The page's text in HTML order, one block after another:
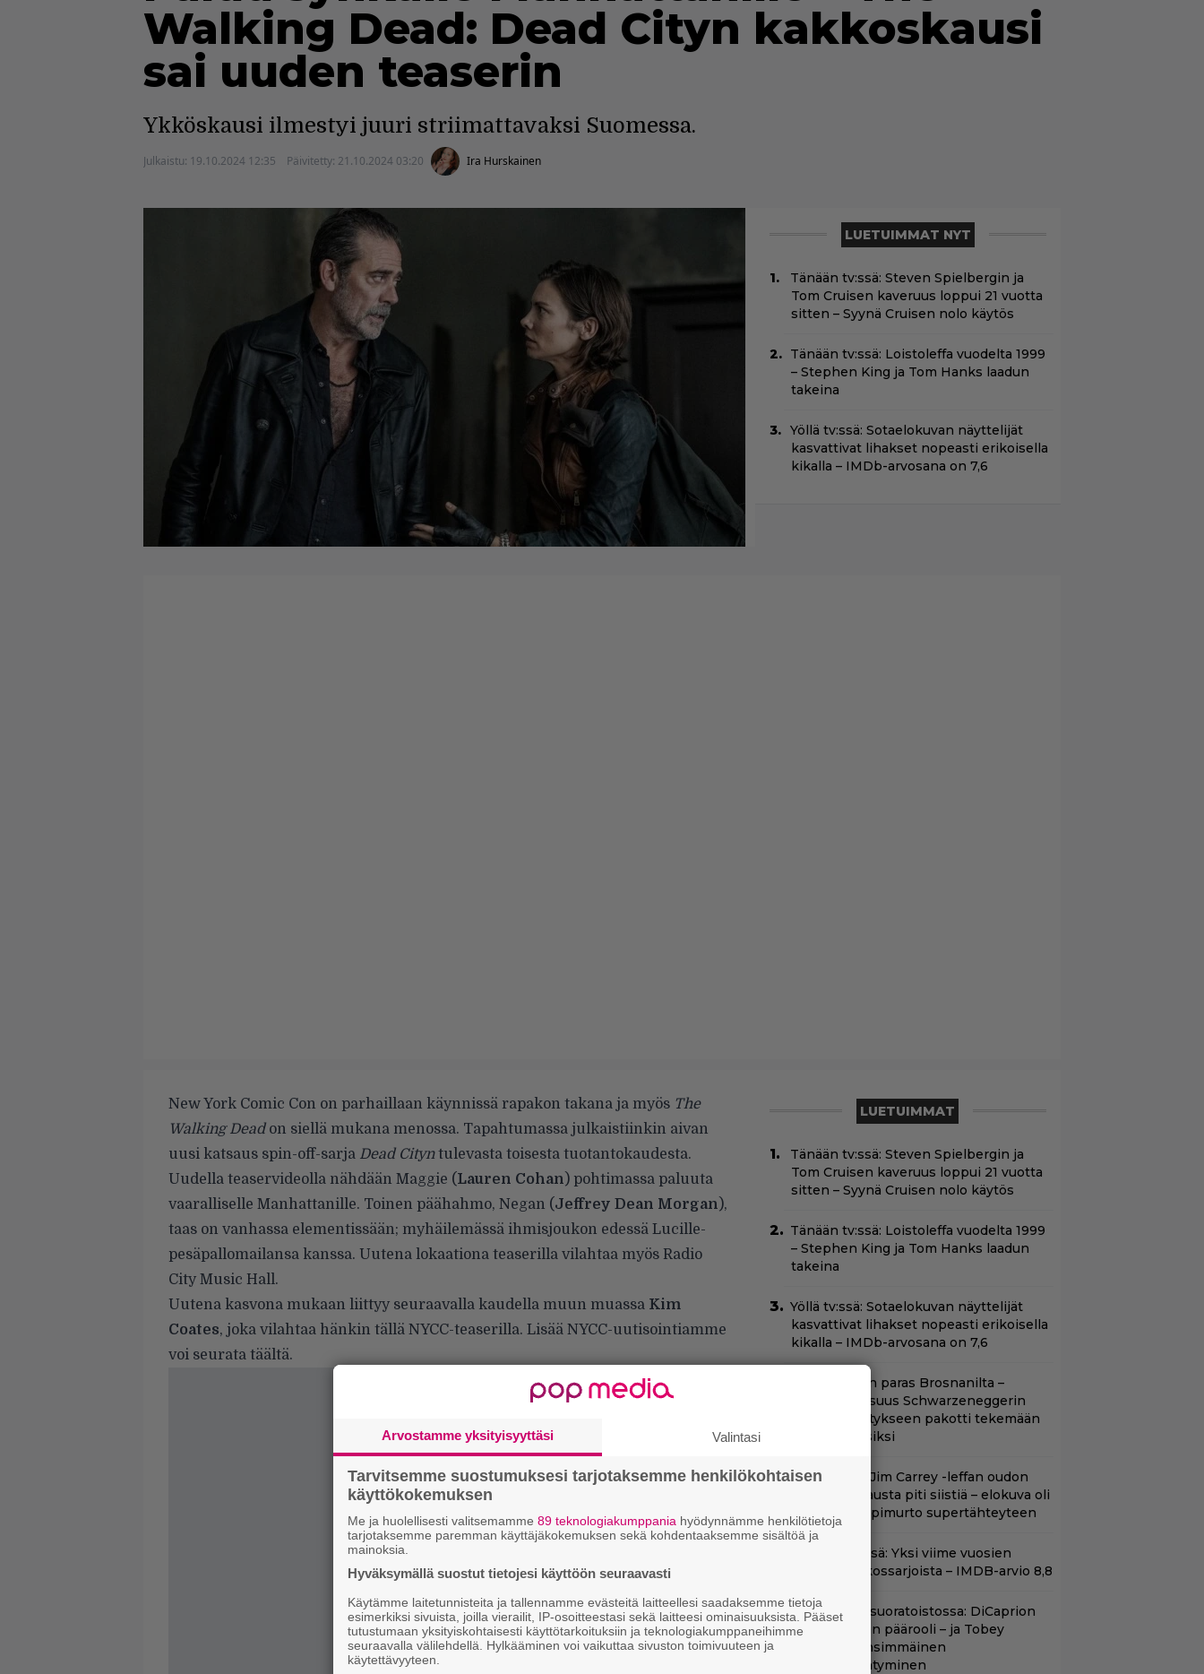
Walking Dead: Dead Cityn kakkoskausi
sai uuden teaserin
Ykköskausi ilmestyi juuri striimattavaksi Suomessa.
Julkaistu: 19.10.2024 12:35 Päivitetty: 21.10.2024 03:20 Ira Hurskainen
LUETUIMMAT NYT
Tänään tv:ssä: Steven Spielbergin ja
Tom Cruisen kaveruus loppui 21 vuotta
sitten – Syynä Cruisen nolo käytös
Tänään tv:ssä: Loistoleffa vuodelta 1999
– Stephen King ja Tom Hanks laadun
takeina
Yöllä tv:ssä: Sotaelokuvan näyttelijät
kasvattivat lihakset nopeasti erikoisella
kikalla – IMDb-arvosana on 7,6
New York Comic Con on parhaillaan käynnissä rapakon takana ja myös The
Walking Deadon siellä mukana menossa. Tapahtumassa julkaistiinkin aivan
uusi katsaus spin-off-sarja Dead Cityntulevasta toisesta tuotantokaudesta.
Uudella teaservideolla nähdään Maggie (Lauren Cohan) pohtimassa paluuta
vaaralliselle Manhattanille. Toinen päähahmo, Negan (Jeffrey Dean Morgan),
taas on vanhassa elementissään; myhäilemässä ihmisjoukon edessä Lucille-
pesäpallomailansa kanssa. Uutena lokaationa teaserilla vilahtaa myös Radio
City Music Hall.
Uutena kasvona mukaan liittyy seuraavalla kaudella muun muassa Kim
Coates, joka vilahtaa hänkin tällä NYCC-teaserilla. Lisää NYCC-uutisointiamme
voi seurata täältä.
LUETUIMMAT
Tänään tv:ssä: Steven Spielbergin ja
Tom Cruisen kaveruus loppui 21 vuotta
sitten – Syynä Cruisen nolo käytös
Tänään tv:ssä: Loistoleffa vuodelta 1999
– Stephen King ja Tom Hanks laadun
takeina
Yöllä tv:ssä: Sotaelokuvan näyttelijät
kasvattivat lihakset nopeasti erikoisella
kikalla – IMDb-arvosana on 7,6
Illan Bond on paras Brosnanilta –
samankaltaisuus Schwarzeneggerin
toimintatykitykseen pakotti tekemään
kässärin uusiksi
Illalla tv:ssä: Jim Carrey -leffan oudon
raakaa kohtausta piti siistiä – elokuva oli
koomikon läpimurto supertähteyteen
Nyt Netflixissä: Yksi viime vuosien
parhaista rikossarjoista – IMDB-arvio 8,8
Huippuleffa suoratoistossa: DiCaprion
ensimmäinen päärooli – ja Tobey
Maguiren ensimmäinen
elokuvaesiintyminen
Arvostamme yksityisyyttäsi Valintasi
Tarvitsemme suostumuksesi tarjotaksemme henkilökohtaisen
käyttökokemuksen
Me ja huolellisesti valitsemamme 89 teknologiakumppania hyödynnämme henkilötietoja
tarjotaksemme paremman käyttäjäkokemuksen sekä kohdentaaksemme sisältöä ja
mainoksia.
Hyväksymällä suostut tietojesi käyttöön seuraavasti
Käytämme laitetunnisteita ja tallennamme evästeitä laitteellesi saadaksemme tietoja
esimerkiksi sivuista, joilla vierailit, IP-osoitteestasi sekä laitteesi ominaisuuksista. Pääset
tutustumaan yksityiskohtaisesti käyttötarkoituksiin ja teknologiakumppaneihimme
seuraavalla välilehdellä. Hylkääminen voi vaikuttaa sivuston toimivuuteen ja
käytettävyyteen.